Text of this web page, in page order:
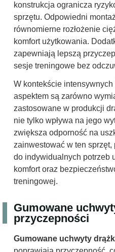
konstrukcja ogranicza
sprzętu. Odpowiedni
równomierne rozłożenie
komfort użytkowania.
zapewniają lepszą
sesje treningowe bez
W kontekście
aspektem są zarówno
zastosowane w produkcji
nie tylko wpływa na jego
zwiększa odporność na
zainwestować w ten
do indywidualnych potrzeb
komfort oraz
treningowej.
Gumowane
przyczepności
Gumowane uchwyty